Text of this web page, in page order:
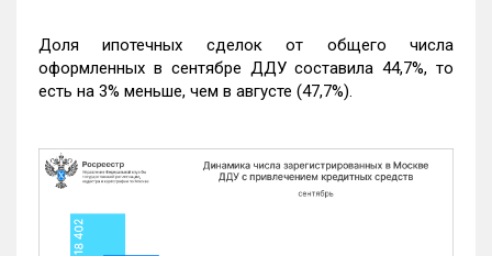
Доля ипотечных сделок от общего числа
оформленных в сентябре ДДУ составила 44,7%, то
есть на 3% меньше, чем в августе (47,7%).